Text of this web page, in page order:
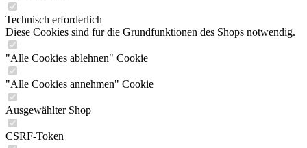
Technisch erforderlich
Diese Cookies sind für die Grundfunktionen des Shops notwendig.
"Alle Cookies ablehnen" Cookie
"Alle Cookies annehmen" Cookie
Ausgewählter Shop
CSRF-Token